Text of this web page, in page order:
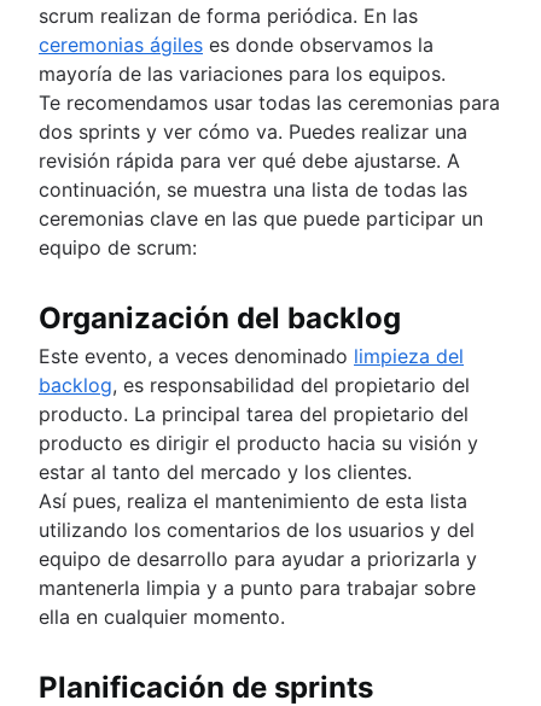
scrum realizan de forma periódica. En las
ceremonias ágiles es donde observamos la
mayoría de las variaciones para los equipos.
Te recomendamos usar todas las ceremonias para
dos sprints y ver cómo va. Puedes realizar una
revisión rápida para ver qué debe ajustarse. A
continuación, se muestra una lista de todas las
ceremonias clave en las que puede participar un
equipo de scrum:
Organización del backlog
Este evento, a veces denominado limpieza del
backlog, es responsabilidad del propietario del
producto. La principal tarea del propietario del
producto es dirigir el producto hacia su visión y
estar al tanto del mercado y los clientes.
Así pues, realiza el mantenimiento de esta lista
utilizando los comentarios de los usuarios y del
equipo de desarrollo para ayudar a priorizarla y
mantenerla limpia y a punto para trabajar sobre
ella en cualquier momento.
Planificación de sprints